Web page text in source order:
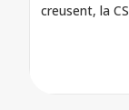
creusent, la